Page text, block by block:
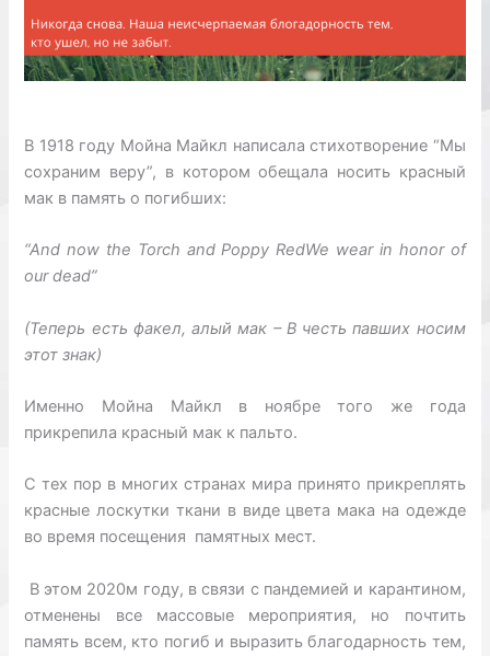
В 1918 году Мойна Майкл написала стихотворение “Мы
сохраним веру”, в котором обещала носить красный
мак в память о погибших:
“And now the Torch and Poppy RedWe wear in honor of
our dead”
(Теперь есть факел, алый мак – В честь павших носим
этот знак)
Именно Мойна Майкл в ноябре того же года
прикрепила красный мак к пальто.
С тех пор в многих странах мира принято прикреплять
красные лоскутки ткани в виде цвета мака на одежде
во время посещения памятных мест.
В этом 2020м году, в связи с пандемией и карантином,
отменены все массовые мероприятия, но почтить
память всем, кто погиб и выразить благодарность тем,